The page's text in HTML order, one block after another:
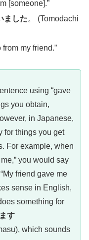
[someone].”
ました。 (Tomodachi
my friend.”
using “gave
you obtain,
in Japanese,
for things you get
For example, when
you would say
friend gave me
sense in English,
something for
す
which sounds